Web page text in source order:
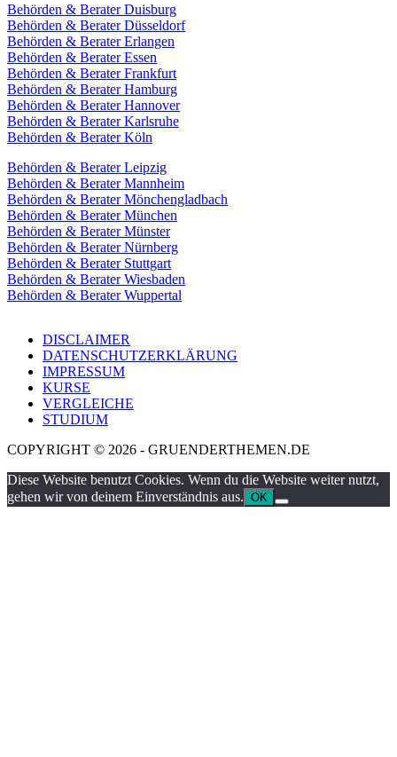
Behörden & Berater Duisburg
Behörden & Berater Düsseldorf
Behörden & Berater Erlangen
Behörden & Berater Essen
Behörden & Berater Frankfurt
Behörden & Berater Hamburg
Behörden & Berater Hannover
Behörden & Berater Karlsruhe
Behörden & Berater Köln
Behörden & Berater Leipzig
Behörden & Berater Mannheim
Behörden & Berater Mönchengladbach
Behörden & Berater München
Behörden & Berater Münster
Behörden & Berater Nürnberg
Behörden & Berater Stuttgart
Behörden & Berater Wiesbaden
Behörden & Berater Wuppertal
DISCLAIMER
DATENSCHUTZERKLÄRUNG
IMPRESSUM
KURSE
VERGLEICHE
STUDIUM
COPYRIGHT © 2026 - GRUENDERTHEMEN.DE
Diese Website benutzt Cookies. Wenn du die Website weiter nutzt,
gehen wir von deinem Einverständnis aus. OK